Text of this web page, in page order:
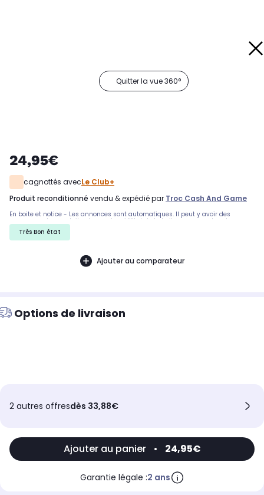
Quitter la vue 360°
24,95€
cagnottés avecLe Club+
produit reconditionné vendu & expédié par Troc Cash And Game
En boite et notice - Les annonces sont automatiques. Il peut y avoir des
rayures sur les produits, demandez si l'état de la boite par exemple est
important. Nous ne pouvons pas tout detailler
Très Bon état
Ajouter au comparateur
Options de livraison
2 autres offresdès 33,88€
Ajouter au panier • 24,95€
Garantie légale :2 ans